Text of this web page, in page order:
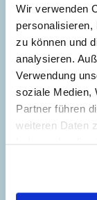
Wir verwenden
personalisieren,
zu können und
analysieren.
Verwendung
soziale Medien,
Partner führen
weiteren Daten
geben, können